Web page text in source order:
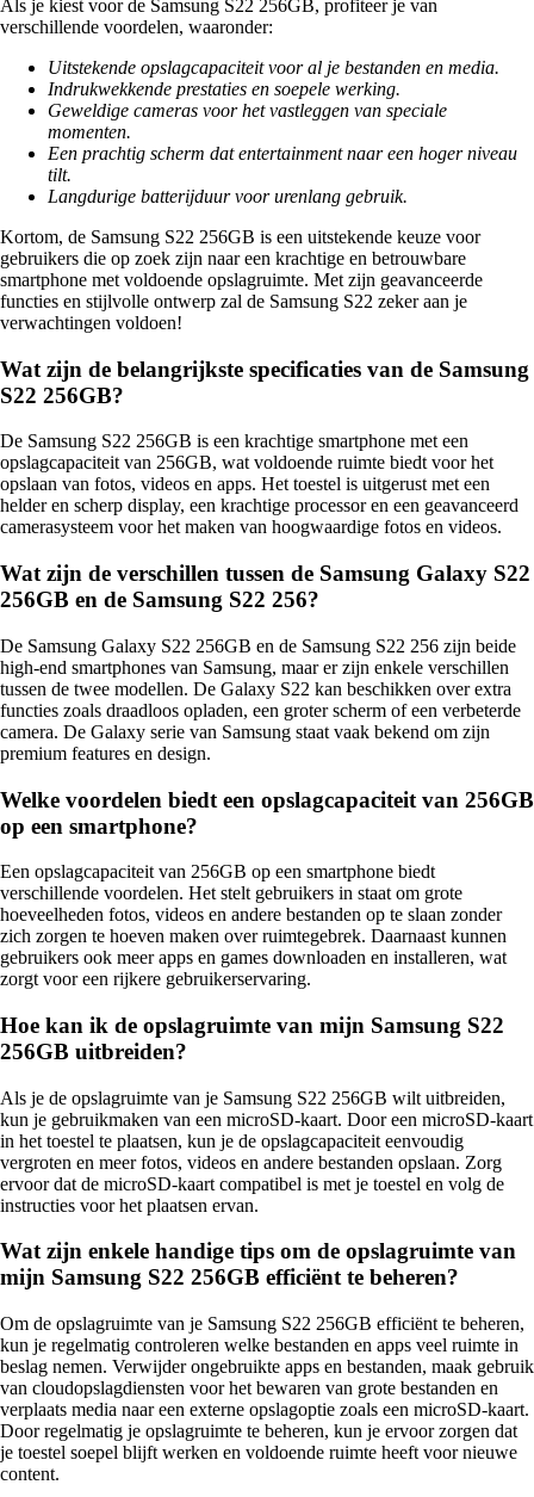
Als je kiest voor de Samsung S22 256GB, profiteer je van
verschillende voordelen, waaronder:
Uitstekende opslagcapaciteit voor al je bestanden en media.
Indrukwekkende prestaties en soepele werking.
Geweldige cameras voor het vastleggen van speciale
momenten.
Een prachtig scherm dat entertainment naar een hoger niveau
tilt.
Langdurige batterijduur voor urenlang gebruik.
Kortom, de Samsung S22 256GB is een uitstekende keuze voor
gebruikers die op zoek zijn naar een krachtige en betrouwbare
smartphone met voldoende opslagruimte. Met zijn geavanceerde
functies en stijlvolle ontwerp zal de Samsung S22 zeker aan je
verwachtingen voldoen!
Wat zijn de belangrijkste specificaties van de Samsung
S22 256GB?
De Samsung S22 256GB is een krachtige smartphone met een
opslagcapaciteit van 256GB, wat voldoende ruimte biedt voor het
opslaan van fotos, videos en apps. Het toestel is uitgerust met een
helder en scherp display, een krachtige processor en een geavanceerd
camerasysteem voor het maken van hoogwaardige fotos en videos.
Wat zijn de verschillen tussen de Samsung Galaxy S22
256GB en de Samsung S22 256?
De Samsung Galaxy S22 256GB en de Samsung S22 256 zijn beide
high-end smartphones van Samsung, maar er zijn enkele verschillen
tussen de twee modellen. De Galaxy S22 kan beschikken over extra
functies zoals draadloos opladen, een groter scherm of een verbeterde
camera. De Galaxy serie van Samsung staat vaak bekend om zijn
premium features en design.
Welke voordelen biedt een opslagcapaciteit van 256GB
op een smartphone?
Een opslagcapaciteit van 256GB op een smartphone biedt
verschillende voordelen. Het stelt gebruikers in staat om grote
hoeveelheden fotos, videos en andere bestanden op te slaan zonder
zich zorgen te hoeven maken over ruimtegebrek. Daarnaast kunnen
gebruikers ook meer apps en games downloaden en installeren, wat
zorgt voor een rijkere gebruikerservaring.
Hoe kan ik de opslagruimte van mijn Samsung S22
256GB uitbreiden?
Als je de opslagruimte van je Samsung S22 256GB wilt uitbreiden,
kun je gebruikmaken van een microSD-kaart. Door een microSD-kaart
in het toestel te plaatsen, kun je de opslagcapaciteit eenvoudig
vergroten en meer fotos, videos en andere bestanden opslaan. Zorg
ervoor dat de microSD-kaart compatibel is met je toestel en volg de
instructies voor het plaatsen ervan.
Wat zijn enkele handige tips om de opslagruimte van
mijn Samsung S22 256GB efficiënt te beheren?
Om de opslagruimte van je Samsung S22 256GB efficiënt te beheren,
kun je regelmatig controleren welke bestanden en apps veel ruimte in
beslag nemen. Verwijder ongebruikte apps en bestanden, maak gebruik
van cloudopslagdiensten voor het bewaren van grote bestanden en
verplaats media naar een externe opslagoptie zoals een microSD-kaart.
Door regelmatig je opslagruimte te beheren, kun je ervoor zorgen dat
je toestel soepel blijft werken en voldoende ruimte heeft voor nieuwe
content.